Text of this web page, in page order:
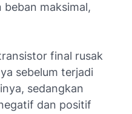
maksimal,
final rusak
sebelum terjadi
sedangkan
dan positif